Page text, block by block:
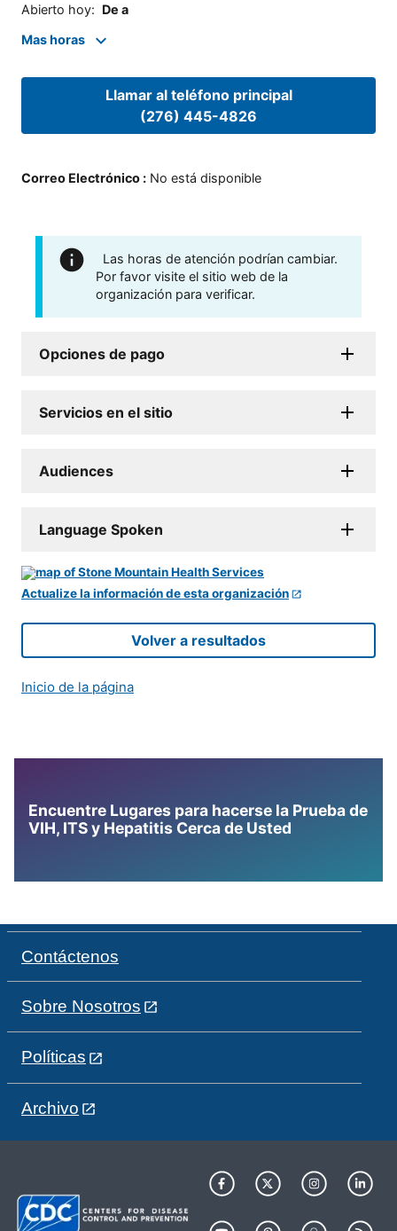
Abierto hoy: De a
Mas horas
Llamar al teléfono principal
(276) 445-4826
Correo Electrónico : No está disponible
Las horas de atención podrían cambiar.
Por favor visite el sitio web de la
organización para verificar.
Opciones de pago
Servicios en el sitio
Audiences
Language Spoken
Actualize la información de esta organización
Volver a resultados
Inicio de la página
Encuentre Lugares para hacerse la Prueba de
VIH, ITS y Hepatitis Cerca de Usted
Contáctenos
Sobre Nosotros
Políticas
Archivo